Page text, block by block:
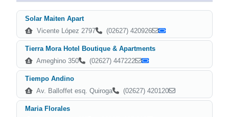
Solar Maiten Apart
Vicente López 2797
(02627) 420926
Tierra Mora Hotel Boutique & Apartments
Ameghino 350
(02627) 447222
Tiempo Andino
Av. Balloffet esq. Quiroga
(02627) 420120
Maria Florales